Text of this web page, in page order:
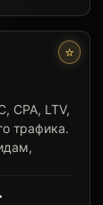
⭐
CPA, LTV,
трафика.